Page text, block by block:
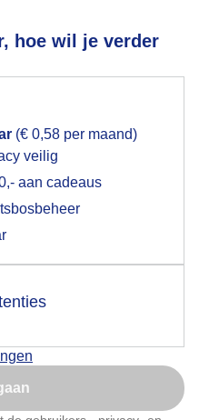
hoe wil je verder
(€ 0,58 per maand)
veilig
aan cadeaus
aub...
voor het
op hebt gegeven,
uit je browser waarin
de popup
later